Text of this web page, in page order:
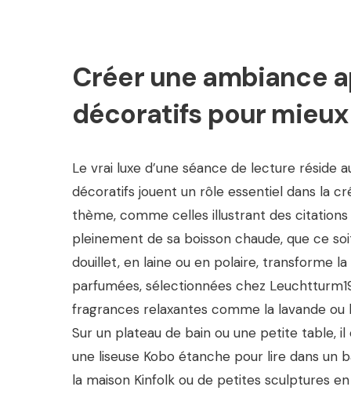
Créer une ambiance
décoratifs pour
Le vrai luxe d’une séance de lecture réside
décoratifs jouent un rôle essentiel dans la
thème, comme celles illustrant des
pleinement de sa boisson chaude, que ce
douillet, en laine ou en polaire, transforme
parfumées, sélectionnées chez
fragrances relaxantes comme la lavande
Sur un plateau de bain ou une petite table,
une liseuse Kobo étanche pour lire dans un
la maison Kinfolk ou de petites sculptures